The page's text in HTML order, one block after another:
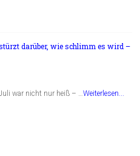
darüber, wie schlimm es wird –
war nicht nur heiß – …Weiterlesen...